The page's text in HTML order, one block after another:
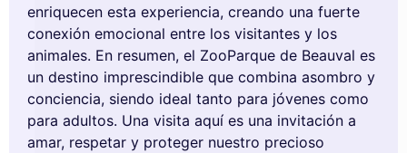
enriquecen esta experiencia, creando una fuerte
conexión emocional entre los visitantes y los
animales. En resumen, el ZooParque de Beauval es
un destino imprescindible que combina asombro y
conciencia, siendo ideal tanto para jóvenes como
para adultos. Una visita aquí es una invitación a
amar, respetar y proteger nuestro precioso